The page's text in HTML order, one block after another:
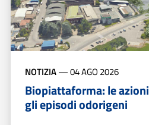
NOTIZIA—04 AGO 2026
Biopiattaforma: le
gli episodi odorigeni